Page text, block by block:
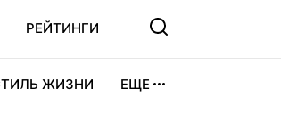
РЕЙТИНГИ
ЖИЗНИ ЕЩЕ